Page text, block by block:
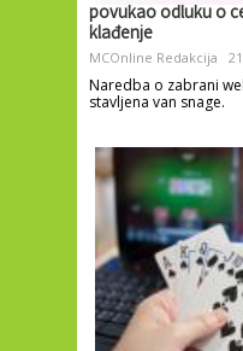
povukao odluku o
klađenje
MCOnline Redakcija
Naredba o zabrani
stavljena van snage.